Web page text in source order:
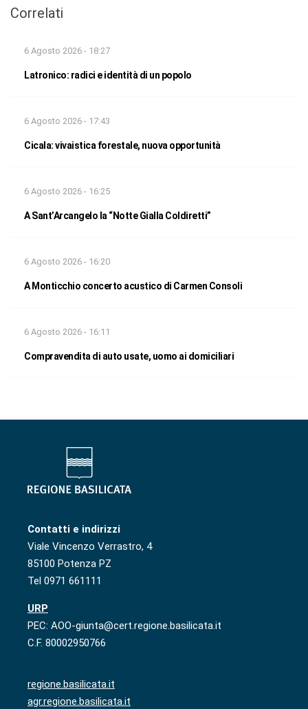
Correlati
6 Agosto 2026 - 18:27
Latronico: radici e identità di un popolo
6 Agosto 2026 - 17:43
Cicala: vivaistica forestale, nuova opportunità
6 Agosto 2026 - 16:25
A Sant’Arcangelo la “Notte Gialla Coldiretti”
6 Agosto 2026 - 16:20
A Monticchio concerto acustico di Carmen Consoli
6 Agosto 2026 - 16:11
Compravendita di auto usate, uomo ai domiciliari
Contatti e indirizzi
Viale Vincenzo Verrastro, 4
85100 Potenza PZ
Tel 0971 661111
URP
PEC: AOO-giunta@cert.regione.basilicata.it
C.F. 80002950766
regione.basilicata.it
agr.regione.basilicata.it